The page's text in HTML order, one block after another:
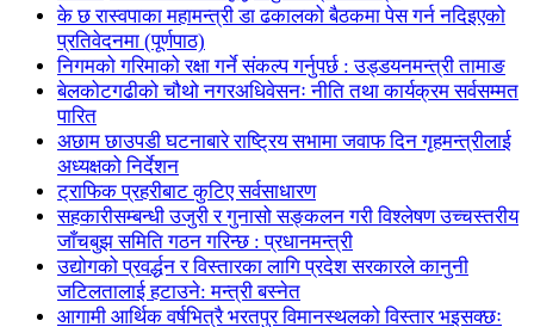
के छ रास्वपाका महामन्त्री डा ढकालको बैठकमा पेस गर्न नदिइएको
प्रतिवेदनमा (पूर्णपाठ)
निगमको गरिमाको रक्षा गर्ने संकल्प गर्नुपर्छ : उड्डयनमन्त्री तामाङ
बेलकोटगढीको चौथो नगरअधिवेसनः नीति तथा कार्यक्रम सर्वसम्मत
पारित
अछाम छाउपडी घटनाबारे राष्ट्रिय सभामा जवाफ दिन गृहमन्त्रीलाई
अध्यक्षको निर्देशन
ट्राफिक प्रहरीबाट कुटिए सर्वसाधारण
सहकारीसम्बन्धी उजुरी र गुनासो सङ्कलन गरी विश्लेषण उच्चस्तरीय
जाँचबुझ समिति गठन गरिन्छ : प्रधानमन्त्री
उद्योगको प्रवर्द्धन र विस्तारका लागि प्रदेश सरकारले कानुनी
जटिलतालाई हटाउने: मन्त्री बस्नेत
आगामी आर्थिक वर्षभित्रै भरतपुर विमानस्थलको विस्तार भइसक्छः